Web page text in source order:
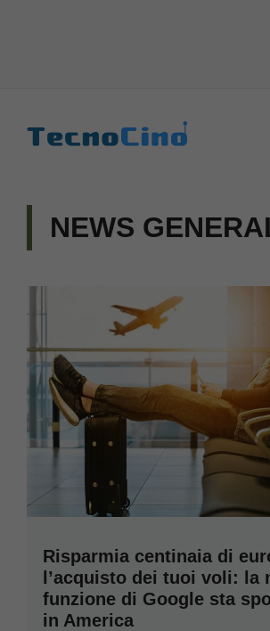
NEWS
Risparmia centinaia di
l’acquisto dei tuoi voli: la
funzione di Google sta
in America